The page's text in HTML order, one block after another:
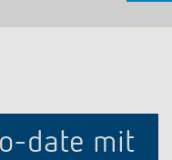
date mit